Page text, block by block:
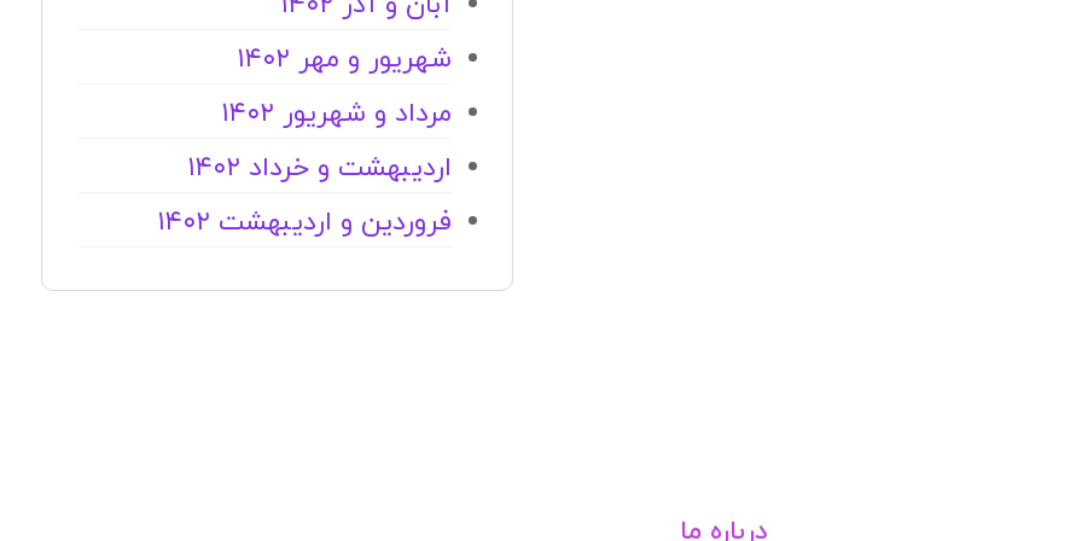
شهریور و مهر ۱۴۰۲
مرداد و شهریور ۱۴۰۲
اردیبهشت و خرداد ۱۴۰۲
فروردین و اردیبهشت ۱۴۰۲
درباره ما